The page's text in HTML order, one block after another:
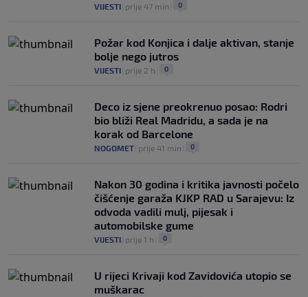
VIJESTI prije 47 min 0
Požar kod Konjica i dalje aktivan, stanje
bolje nego jutros
VIJESTI prije 2 h 0
Deco iz sjene preokrenuo posao: Rodri
bio bliži Real Madridu, a sada je na
korak od Barcelone
NOGOMET prije 41 min 0
Nakon 30 godina i kritika javnosti počelo
čišćenje garaža KJKP RAD u Sarajevu: Iz
odvoda vadili mulj, pijesak i
automobilske gume
VIJESTI prije 1 h 0
U rijeci Krivaji kod Zavidovića utopio se
muškarac